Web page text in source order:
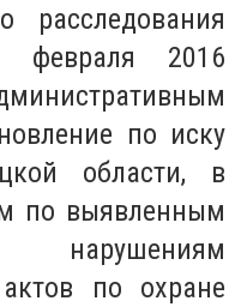
расследования
февраля 2016
по иску
области, в
по выявленным
нарушениям
по охране